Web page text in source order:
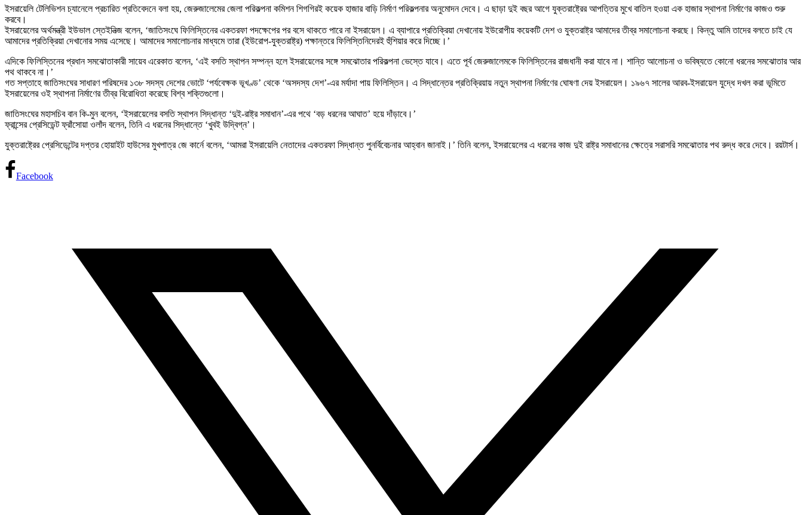
ইসরায়েলি টেলিভিশন চ্যানেলে প্রচারিত প্রতিবেদনে বলা হয়, জেরুজালেমের জেলা পরিকল্পনা কমিশন শিগগিরই কয়েক হাজার বাড়ি নির্মাণ পরিকল্পনার অনুমোদন দেবে। এ ছাড়া দুই বছর আগে যুক্তরাষ্ট্রের আপত্তির মুখে বাতিল হওয়া এক হাজার স্থাপনা নির্মাণের কাজও শুরু
করবে।
ইসরায়েলের অর্থমন্ত্রী ইউভাল স্তেইনিত্জ বলেন, ‘জাতিসংঘে ফিলিস্তিনের একতরফা পদক্ষেপের পর বসে থাকতে পারে না ইসরায়েল। এ ব্যাপারে প্রতিক্রিয়া দেখানোয় ইউরোপীয় কয়েকটি দেশ ও যুক্তরাষ্ট্র আমাদের তীব্র সমালোচনা করছে। কিন্তু আমি তাদের বলতে চাই যে
আমাদের প্রতিক্রিয়া দেখানোর সময় এসেছে। আমাদের সমালোচনার মাধ্যমে তারা (ইউরোপ-যুক্তরাষ্ট্র) পক্ষান্তরে ফিলিস্তিনিদেরই হুঁশিয়ার করে দিচ্ছে।’
এদিকে ফিলিস্তিনের প্রধান সমঝোতাকারী সায়েব এরেকাত বলেন, ‘এই বসতি স্থাপন সম্পন্ন হলে ইসরায়েলের সঙ্গে সমঝোতার পরিকল্পনা ভেস্তে যাবে। এতে পূর্ব জেরুজালেমকে ফিলিস্তিনের রাজধানী করা যাবে না। শান্তি আলোচনা ও ভবিষ্যতে কোনো ধরনের সমঝোতার আর
পথ থাকবে না।’
গত সপ্তাহে জাতিসংঘের সাধারণ পরিষদের ১৩৮ সদস্য দেশের ভোটে ‘পর্যবেক্ষক ভূখণ্ড’ থেকে ‘অসদস্য দেশ’-এর মর্যাদা পায় ফিলিস্তিন। এ সিদ্ধান্তের প্রতিক্রিয়ায় নতুন স্থাপনা নির্মাণের ঘোষণা দেয় ইসরায়েল। ১৯৬৭ সালের আরব-ইসরায়েল যুদ্ধে দখল করা ভূমিতে
ইসরায়েলের ওই স্থাপনা নির্মাণের তীব্র বিরোধিতা করেছে বিশ্ব শক্তিগুলো।
জাতিসংঘের মহাসচিব বান কি-মুন বলেন, ‘ইসরায়েলের বসতি স্থাপন সিদ্ধান্ত ‘দুই-রাষ্ট্র সমাধান’-এর পথে ‘বড় ধরনের আঘাত’ হয়ে দাঁড়াবে।’
ফ্রান্সের প্রেসিডেন্ট ফ্রাঁসোয়া ওলাঁদ বলেন, তিনি এ ধরনের সিদ্ধান্তে ‘খুবই উদ্বিগ্ন’।
যুক্তরাষ্ট্রের প্রেসিডেন্টের দপ্তর হোয়াইট হাউসের মুখপাত্র জে কার্নে বলেন, ‘আমরা ইসরায়েলি নেতাদের একতরফা সিদ্ধান্ত পুনর্বিবেচনার আহ্বান জানাই।’ তিনি বলেন, ইসরায়েলের এ ধরনের কাজ দুই রাষ্ট্র সমাধানের ক্ষেত্রে সরাসরি সমঝোতার পথ রুদ্ধ করে দেবে। রয়টার্স।
Facebook